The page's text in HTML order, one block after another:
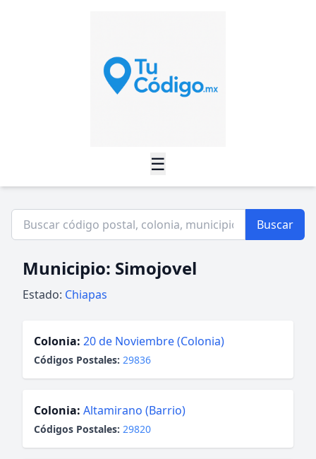
☰
Buscar
Municipio: Simojovel
Estado: Chiapas
Colonia: 20 de Noviembre (Colonia)
Códigos Postales: 29836
Colonia: Altamirano (Barrio)
Códigos Postales: 29820